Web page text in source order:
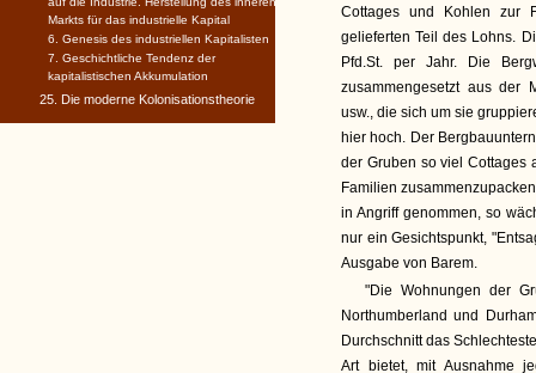
Cottages und Kohlen zur
gelieferten Teil des Lohns.
Pfd.St. per Jahr. Die
zusammengesetzt aus der
usw., die sich um sie
hier hoch. Der
der Gruben so viel Cottages
Familien
in Angriff genommen, so
nur ein Gesichtspunkt,
Ausgabe von Barem.
"Die Wohnungen der
Northumberland und
Durchschnitt das
Art bietet, mit Ausnahme
Markts für das industrielle Kapital
6. Genesis des industriellen Kapitalisten
7. Geschichtliche Tendenz der
kapitalistischen Akkumulation
25. Die moderne Kolonisationstheorie